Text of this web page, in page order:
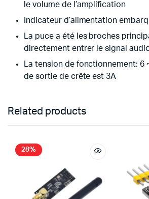
le volume de l’amplification
Indicateur d’alimentation
La puce a été les broches
directement entrer le signal
La tension de fonctionnement: 6
de sortie de crête est 3A
Related products
28%